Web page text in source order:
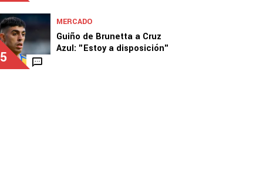
5
MERCADO
Guiño de Brunetta a Cruz
Azul: "Estoy a disposición"